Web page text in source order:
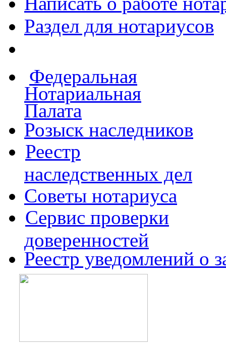
Раздел для нотариусов
Федеральная
Нотариальная
Палата
Розыск наследников
Реестр
наследственных дел
Советы нотариуса
Сервис проверки
доверенностей
Реестр уведомлений о